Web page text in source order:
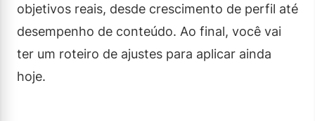
objetivos reais, desde crescimento de perfil até
desempenho de conteúdo. Ao final, você vai
ter um roteiro de ajustes para aplicar ainda
hoje.